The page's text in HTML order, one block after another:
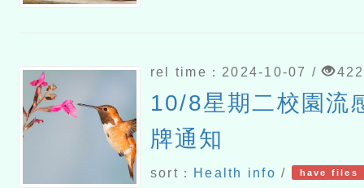
rel time：2024-10-07 / 422
10/8星期二校園流
牌通知
sort： Health info / have files